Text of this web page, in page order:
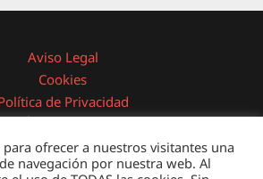
Aviso Legal
Cookies
de Privacidad
ofrecer a nuestros visitantes una
navegación por nuestra web. Al